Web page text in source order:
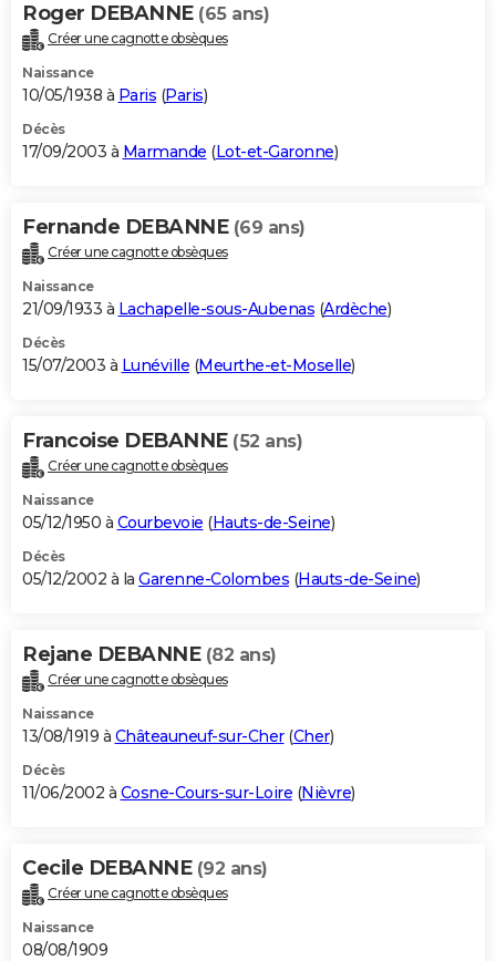
Roger DEBANNE (65 ans)
Créer une cagnotte obsèques
Naissance
10/05/1938 à Paris (Paris)
Décès
17/09/2003 à Marmande (Lot-et-Garonne)
Fernande DEBANNE (69 ans)
Créer une cagnotte obsèques
Naissance
21/09/1933 à Lachapelle-sous-Aubenas (Ardèche)
Décès
15/07/2003 à Lunéville (Meurthe-et-Moselle)
Francoise DEBANNE (52 ans)
Créer une cagnotte obsèques
Naissance
05/12/1950 à Courbevoie (Hauts-de-Seine)
Décès
05/12/2002 à la Garenne-Colombes (Hauts-de-Seine)
Rejane DEBANNE (82 ans)
Créer une cagnotte obsèques
Naissance
13/08/1919 à Châteauneuf-sur-Cher(Cher)
Décès
11/06/2002 à Cosne-Cours-sur-Loire (Nièvre)
Cecile DEBANNE (92 ans)
Créer une cagnotte obsèques
Naissance
08/08/1909